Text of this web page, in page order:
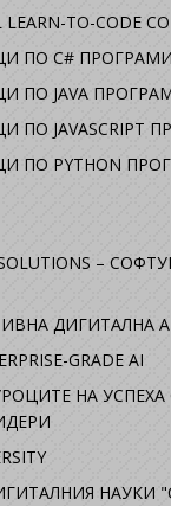
LEARN-TO-CODE
ПО C#
ПО JAVA
ПО JAVASCRIPT
ПО PYTHON
SOLUTIONS –
ДИГИТАЛНА
GRADE AI
УРОЦИТЕ НА
НАУКИ